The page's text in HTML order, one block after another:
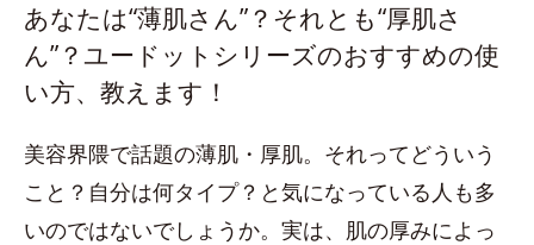
あなたは“薄肌さん”？それとも“厚肌さ
ん”？ユードットシリーズのおすすめの使
い方、教えます！
美容界隈で話題の薄肌・厚肌。それってどういう
こと？自分は何タイプ？と気になっている人も多
いのではないでしょうか。実は、肌の厚みによっ